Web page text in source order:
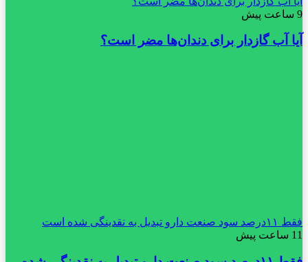
9 ساعت پیش
آیا آب گازدار برای دندان‌ها مضر است؟
فقط ۱۱‌درصد سود صنعت دارو تبدیل به نقدینگی شده است
11 ساعت پیش